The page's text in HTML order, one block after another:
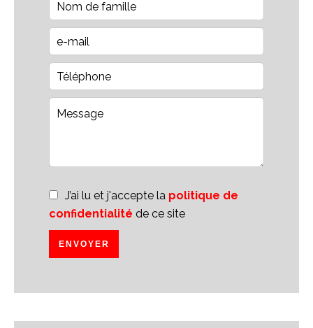
J’ai lu et j'accepte la politique de
confidentialité de ce site
ENVOYER